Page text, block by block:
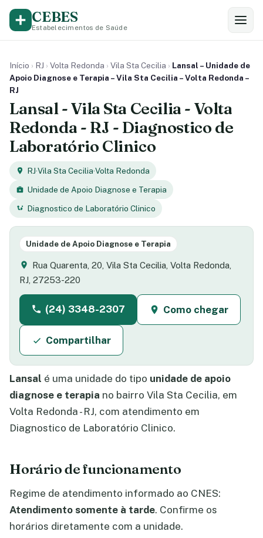
CEBES
Estabelecimentos de Saúde
Início › RJ › Volta Redonda › Vila Sta Cecilia › Lansal – Unidade de
Apoio Diagnose e Terapia – Vila Sta Cecilia – Volta Redonda –
RJ
Lansal - Vila Sta Cecilia - Volta
Redonda - RJ - Diagnostico de
Laboratório Clinico
RJ·Vila Sta Cecilia·Volta Redonda
Unidade de Apoio Diagnose e Terapia
Diagnostico de Laboratório Clinico
Unidade de Apoio Diagnose e Terapia
Rua Quarenta, 20, Vila Sta Cecilia, Volta Redonda,
RJ, 27253-220
(24) 3348-2307 Como chegar
Compartilhar
Lansal é uma unidade do tipo unidade de apoio
diagnose e terapia no bairro Vila Sta Cecilia, em
Volta Redonda - RJ, com atendimento em
Diagnostico de Laboratório Clinico.
Horário de funcionamento
Regime de atendimento informado ao CNES:
Atendimento somente à tarde. Confirme os
horários diretamente com a unidade.